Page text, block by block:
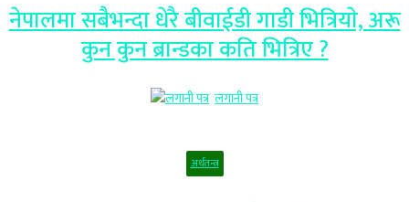
नेपालमा सबैभन्दा धेरै बीवाईडी गाडी भित्रियाे, अरू
कुन कुन ब्रान्डका कति भित्रिए ?
लगानी पत्र
अर्थतन्त्र